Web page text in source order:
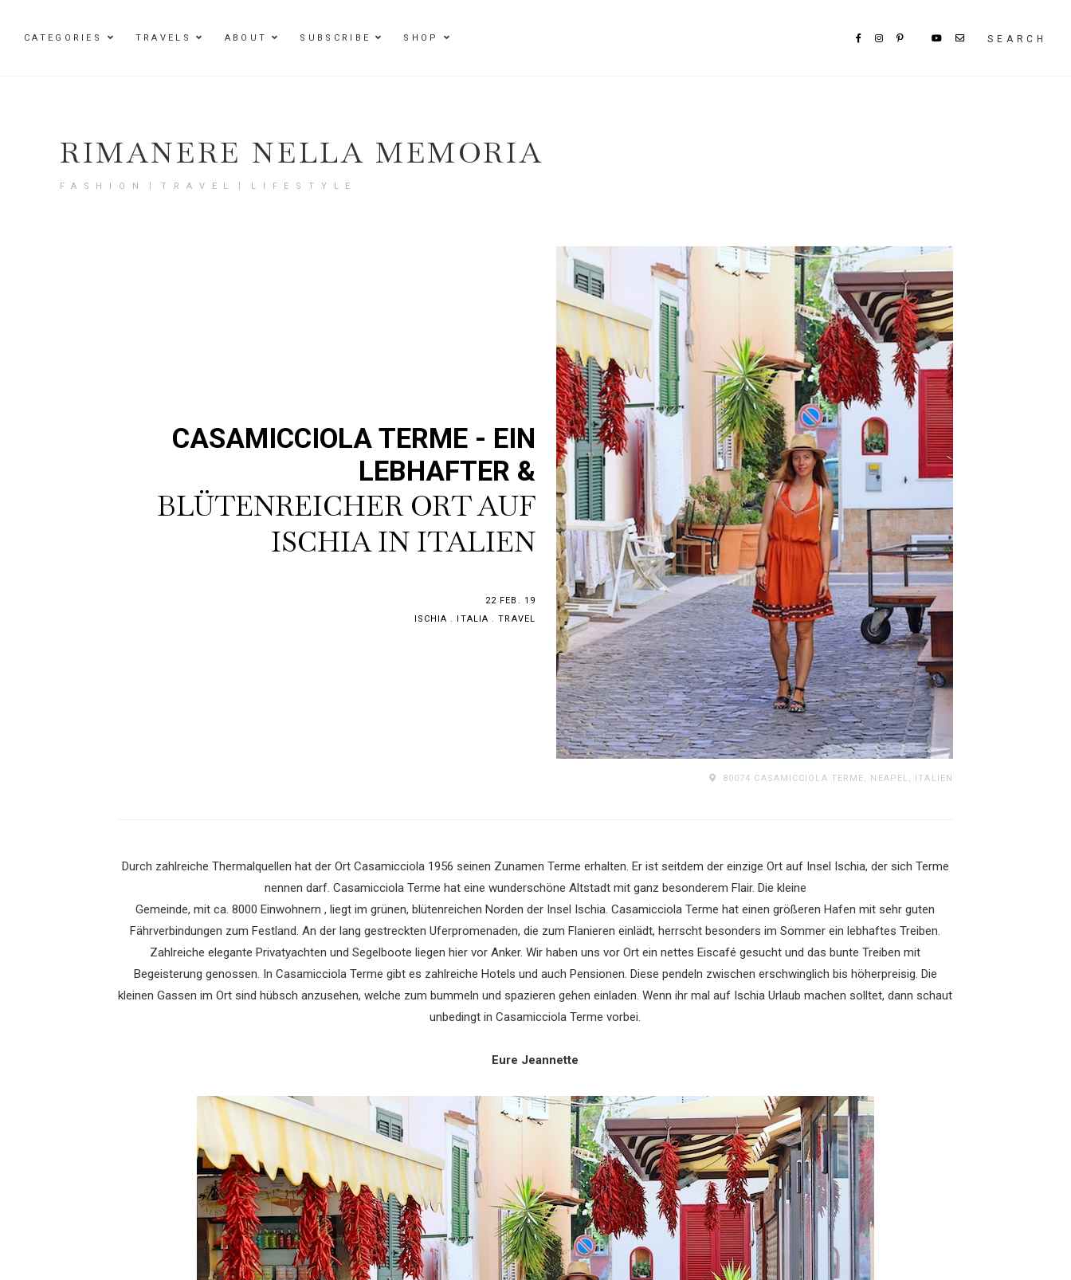
CATEGORIES TRAVELS ABOUT SUBSCRIBE SHOP SEARCH
RIMANERE NELLA MEMORIA
FASHION〡TRAVEL〡LIFESTYLE
CASAMICCIOLA TERME - EIN
LEBHAFTER &
BLÜTENREICHER ORT AUF
ISCHIA IN ITALIEN
22 FEB. 19
ISCHIA . ITALIA .TRAVEL
80074 CASAMICCIOLA TERME, NEAPEL, ITALIEN
Durch zahlreiche Thermalquellen hat der Ort Casamicciola 1956 seinen Zunamen Terme erhalten. Er ist seitdem der einzige Ort auf Insel Ischia, der sich Terme
nennen darf. Casamicciola Terme hat eine wunderschöne Altstadt mit ganz besonderem Flair. Die kleine
Gemeinde, mit ca. 8000 Einwohnern , liegt im grünen, blütenreichen Norden der Insel Ischia. Casamicciola Terme hat einen größeren Hafen mit sehr guten
Fährverbindungen zum Festland. An der lang gestreckten Uferpromenaden, die zum Flanieren einlädt, herrscht besonders im Sommer ein lebhaftes Treiben.
Zahlreiche elegante Privatyachten und Segelboote liegen hier vor Anker. Wir haben uns vor Ort ein nettes Eiscafé gesucht und das bunte Treiben mit
Begeisterung genossen. In Casamicciola Terme gibt es zahlreiche Hotels und auch Pensionen. Diese pendeln zwischen erschwinglich bis höherpreisig. Die
kleinen Gassen im Ort sind hübsch anzusehen, welche zum bummeln und spazieren gehen einladen. Wenn ihr mal auf Ischia Urlaub machen solltet, dann schaut
unbedingt in Casamicciola Terme vorbei.
Eure Jeannette